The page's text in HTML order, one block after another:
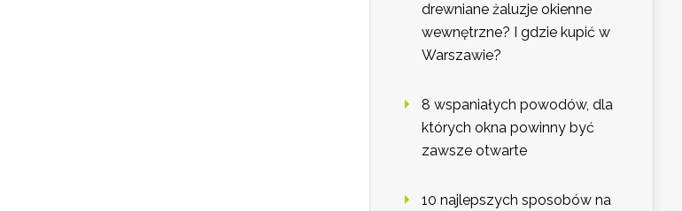
drewniane żaluzje okienne
wewnętrzne? I gdzie kupić w
Warszawie?
8 wspaniałych powodów, dla
których okna powinny być
zawsze otwarte
10 najlepszych sposobów na